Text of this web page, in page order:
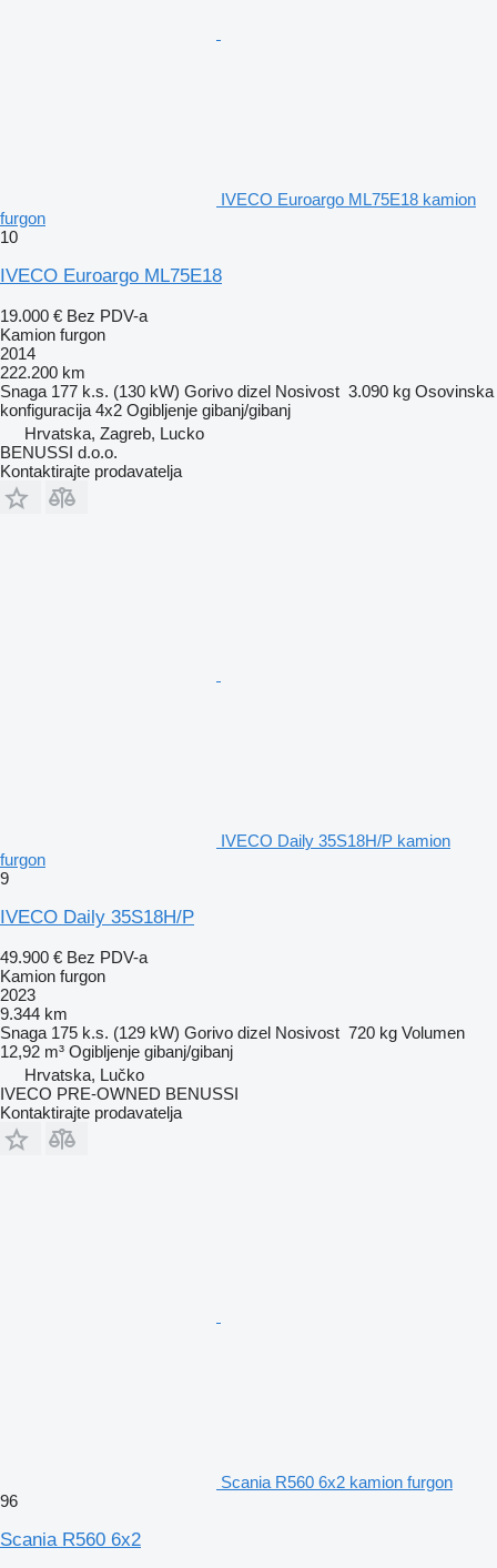
IVECO Euroargo ML75E18 kamion
furgon
10
IVECO Euroargo ML75E18
19.000 € Bez PDV-a
Kamion furgon
2014
222.200 km
Snaga 177 k.s. (130 kW) Gorivo dizel Nosivost 3.090 kg Osovinska
konfiguracija 4x2 Ogibljenje gibanj/gibanj
Hrvatska, Zagreb, Lucko
BENUSSI d.o.o.
Kontaktirajte prodavatelja
IVECO Daily 35S18H/P kamion
furgon
9
IVECO Daily 35S18H/P
49.900 € Bez PDV-a
Kamion furgon
2023
9.344 km
Snaga 175 k.s. (129 kW) Gorivo dizel Nosivost 720 kg Volumen
12,92 m³ Ogibljenje gibanj/gibanj
Hrvatska, Lučko
IVECO PRE-OWNED BENUSSI
Kontaktirajte prodavatelja
Scania R560 6x2 kamion furgon
96
Scania R560 6x2